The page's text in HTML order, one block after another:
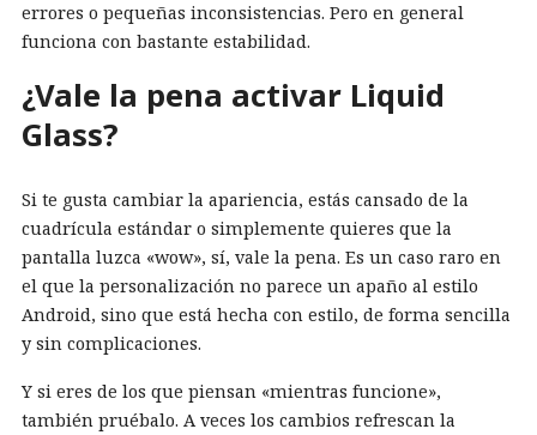
errores o pequeñas inconsistencias. Pero en general
funciona con bastante estabilidad.
¿Vale la pena activar Liquid
Glass?
Si te gusta cambiar la apariencia, estás cansado de la
cuadrícula estándar o simplemente quieres que la
pantalla luzca «wow», sí, vale la pena. Es un caso raro en
el que la personalización no parece un apaño al estilo
Android, sino que está hecha con estilo, de forma sencilla
y sin complicaciones.
Y si eres de los que piensan «mientras funcione»,
también pruébalo. A veces los cambios refrescan la